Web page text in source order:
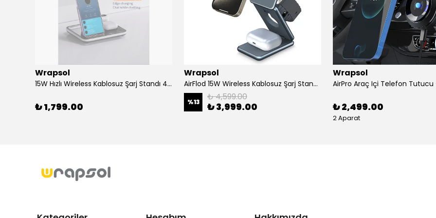
Wrapsol
15W Hızlı Wireless Kablosuz Şarj Standı 4 in 1 Masaüstü İstasyon -iPhone-android-watch-airpods Uyumlu
₺ 1,799.00
Wrapsol
AirFlod 15W Wireless Kablosuz Şarj Standı Alüminyum Katlanabilir 3in1 iPhone-android-watch-airpods
%13 ₺ 4,599.00
₺ 3,999.00
Wrapsol
₺ 2,499.00
2 Aparat